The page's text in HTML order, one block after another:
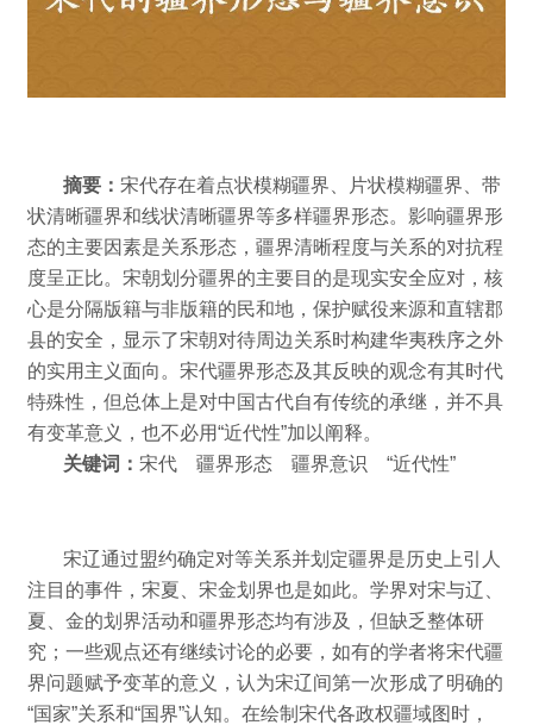
摘要： 宋代存在着点状模糊疆界、片状模糊疆界、带
状清晰疆界和线状清晰疆界等多样疆界形态。 影响疆界形
态的主要因素是关系形态，疆界清晰程度与关系的对抗程
度呈正比。 宋朝划分疆界的主要目的是现实安全应对，核
心是分隔版籍与非版籍的民和地，保护赋役来源和直辖郡
县的安全，显示了宋朝对待周边关系时构建华夷秩序之外
的实用主义面向。 宋代疆界形态及其反映的观念有其时代
特殊性，但总体上是对中国古代自有传统的承继，并不具
有变革意义，也不必用“近代性”加以阐释。
关键词： 宋代 疆界形态 疆界意识 “近代性”
宋辽通过盟约确定对等关系并划定疆界是历史上引人
注目的事件，宋夏、宋金划界也是如此。 学界对宋与辽、
夏、金的划界活动和疆界形态均有涉及，但缺乏整体研
究； 一些观点还有继续讨论的必要，如有的学者将宋代疆
界问题赋予变革的意义，认为宋辽间第一次形成了明确的
“国家”关系和“国界”认知。 在绘制宋代各政权疆域图时，